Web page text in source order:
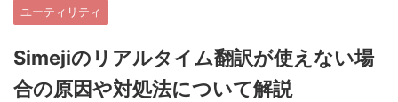
ユーティリティ
Simejiのリアルタイム翻訳が使えない場
合の原因や対処法について解説